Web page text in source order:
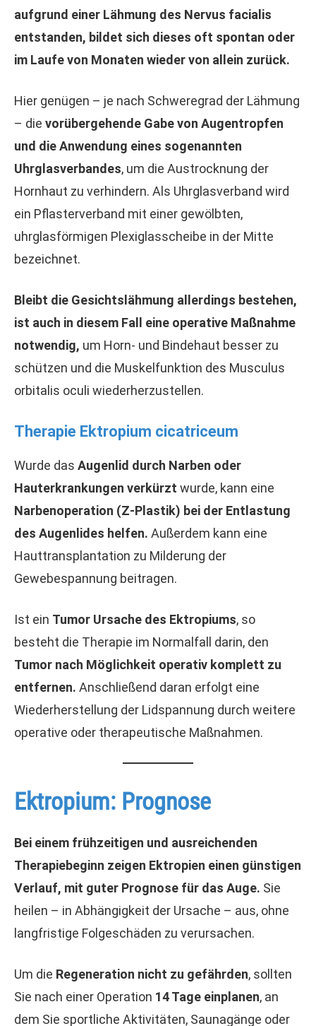
aufgrund einer Lähmung des Nervus facialis
entstanden, bildet sich dieses oft spontan oder
im Laufe von Monaten wieder von allein zurück.
Hier genügen – je nach Schweregrad der Lähmung
– die vorübergehende Gabe von Augentropfen
und die Anwendung eines sogenannten
Uhrglasverbandes, um die Austrocknung der
Hornhaut zu verhindern. Als Uhrglasverband wird
ein Pflasterverband mit einer gewölbten,
uhrglasförmigen Plexiglasscheibe in der Mitte
bezeichnet.
Bleibt die Gesichtslähmung allerdings bestehen,
ist auch in diesem Fall eine operative Maßnahme
notwendig, um Horn- und Bindehaut besser zu
schützen und die Muskelfunktion des Musculus
orbitalis oculi wiederherzustellen.
Therapie Ektropium cicatriceum
Wurde das Augenlid durch Narben oder
Hauterkrankungen verkürzt wurde, kann eine
Narbenoperation (Z-Plastik) bei der Entlastung
des Augenlides helfen. Außerdem kann eine
Hauttransplantation zu Milderung der
Gewebespannung beitragen.
Ist ein Tumor Ursache des Ektropiums, so
besteht die Therapie im Normalfall darin, den
Tumor nach Möglichkeit operativ komplett zu
entfernen. Anschließend daran erfolgt eine
Wiederherstellung der Lidspannung durch weitere
operative oder therapeutische Maßnahmen.
Ektropium: Prognose
Bei einem frühzeitigen und ausreichenden
Therapiebeginn zeigen Ektropien einen günstigen
Verlauf, mit guter Prognose für das Auge. Sie
heilen – in Abhängigkeit der Ursache – aus, ohne
langfristige Folgeschäden zu verursachen.
Um die Regeneration nicht zu gefährden, sollten
Sie nach einer Operation 14 Tage einplanen, an
dem Sie sportliche Aktivitäten, Saunagänge oder